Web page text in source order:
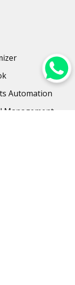
Automation
Management